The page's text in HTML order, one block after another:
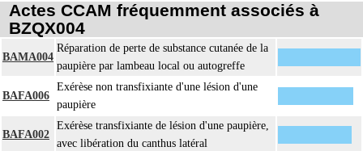
Actes CCAM fréquemment associés à
BZQX004
BAMA004
Réparation de perte de substance cutanée de la
paupière par lambeau local ou autogreffe
BAFA006
Exérèse non transfixiante d'une lésion d'une
paupière
BAFA002
Exérèse transfixiante de lésion d'une paupière,
avec libération du canthus latéral